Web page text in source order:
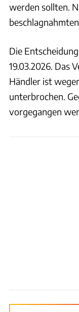
werden sollten.
Die
19.03.2026. Das
Händler ist
unterbrochen.
vorgegangen